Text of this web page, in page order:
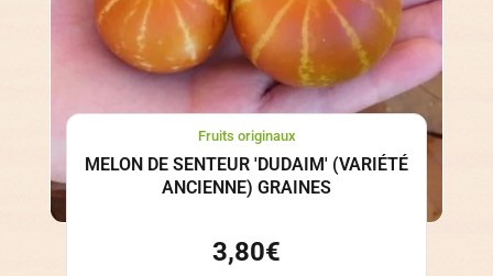
Fruits originaux
MELON DE SENTEUR 'DUDAIM' (VARIÉTÉ
ANCIENNE) GRAINES
3,80€